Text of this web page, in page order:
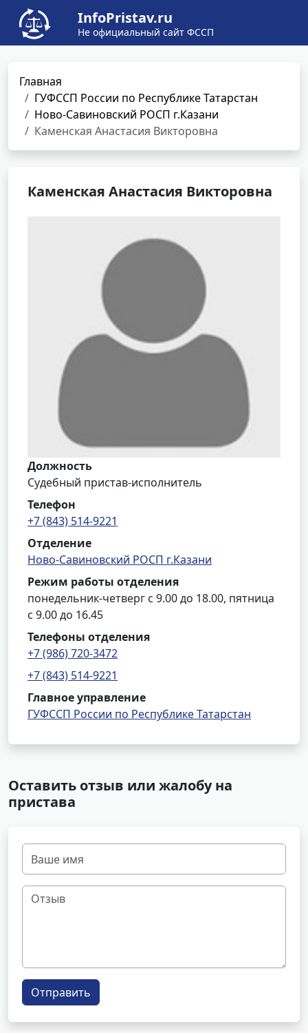
InfoPristav.ru
Не официальный сайт ФССП
Главная
ГУФССП России по Республике Татарстан
Ново-Савиновский РОСП г.Казани
Каменская Анастасия Викторовна
Каменская Анастасия Викторовна
Должность
Судебный пристав-исполнитель
Телефон
+7 (843) 514-9221
Отделение
Ново-Савиновский РОСП г.Казани
Режим работы отделения
понедельник-четверг с 9.00 до 18.00, пятница
с 9.00 до 16.45
Телефоны отделения
+7 (986) 720-3472
+7 (843) 514-9221
Главное управление
ГУФССП России по Республике Татарстан
Оставить отзыв или жалобу на
пристава
Отправить